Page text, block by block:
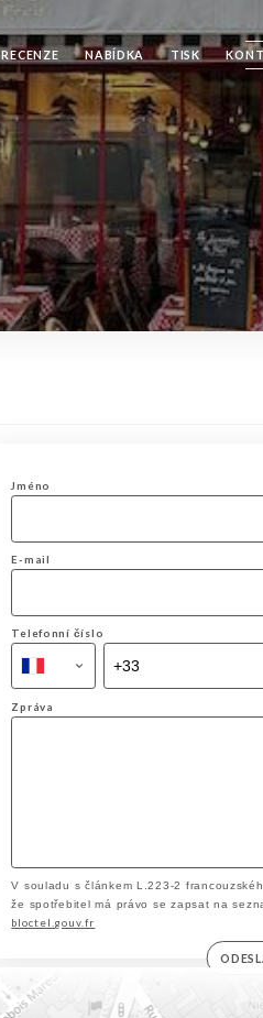
RECENZE NABÍDKA TISK
Jméno
E-mail
Telefonní číslo
Zpráva
V souladu s článkem L.223-2
že spotřebitel má právo se zapsat na
bloctel.gouv.fr